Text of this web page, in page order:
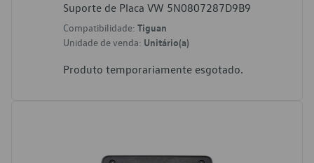
Suporte de Placa VW 5N0807287D9B9
Compatibilidade: Tiguan
Unidade de venda: Unitário(a)
Produto temporariamente esgotado.